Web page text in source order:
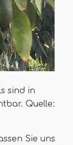
sind in
Quelle:
Sie uns